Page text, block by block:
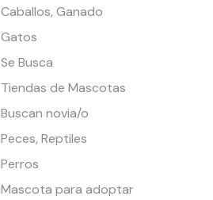
Caballos, Ganado
Gatos
Se Busca
Tiendas de Mascotas
Buscan novia/o
Peces, Reptiles
Perros
Mascota para adoptar